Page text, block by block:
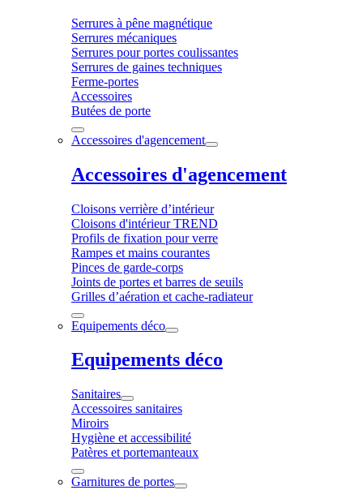
Serrures à pêne magnétique
Serrures mécaniques
Serrures pour portes coulissantes
Serrures de gaines techniques
Ferme-portes
Accessoires
Butées de porte
Accessoires d'agencement
Accessoires d'agencement
Cloisons verrière d’intérieur
Cloisons d'intérieur TREND
Profils de fixation pour verre
Rampes et mains courantes
Pinces de garde-corps
Joints de portes et barres de seuils
Grilles d’aération et cache-radiateur
Equipements déco
Equipements déco
Sanitaires
Accessoires sanitaires
Miroirs
Hygiène et accessibilité
Patères et portemanteaux
Garnitures de portes